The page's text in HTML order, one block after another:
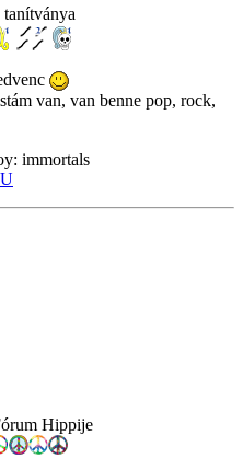
van, van benne pop, rock,
immortals
Hippije